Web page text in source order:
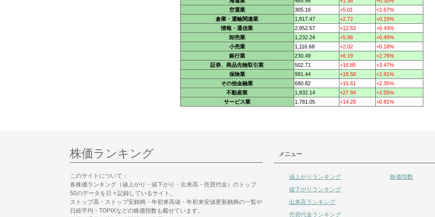
空運業
305.16 +5.01
+1.67%
倉庫・運輸関連業
1,817.47 +2.72
+0.15%
情報・通信業
2,952.57 +12.53
+0.43%
卸売業
1,232.24 +5.96
+0.49%
小売業
1,116.68 +2.02
+0.18%
銀行業
230.49 +6.19
+2.76%
証券、商品先物取引業
502.71 +16.85
+3.47%
保険業
991.44 +18.58
+1.91%
その他金融業
680.82 +15.61
+2.35%
不動産業
1,832.14 +27.94
+1.55%
サービス業
1,781.05 +14.28 +0.81%
株価ランキング
このサイトについて：
各株価ランキング（値上がり・値下がり・出来高・売買代金）のトップ
50のデータを日々記録しているサイト。
ストップ高・ストップ安銘柄・年初来高値・年初来安値更新銘柄の一覧や
日経平均・TOPIXなどの株価指数も載せています。
メニュー
値上がりランキング
値下がりランキング
出来高ランキング
売買代金ランキング
株価指数